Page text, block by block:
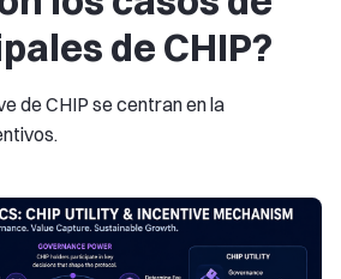
de CHIP?
de CHIP se centran en la